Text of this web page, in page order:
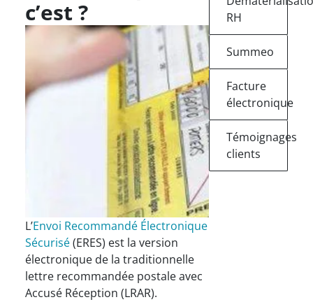
c’est ?
L’Envoi Recommandé Électronique
Sécurisé(ERES) est la version
électronique de la traditionnelle
lettre recommandée postale avec
Accusé Réception (LRAR).
RH
Summeo
Facture
électronique
Témoignages
clients